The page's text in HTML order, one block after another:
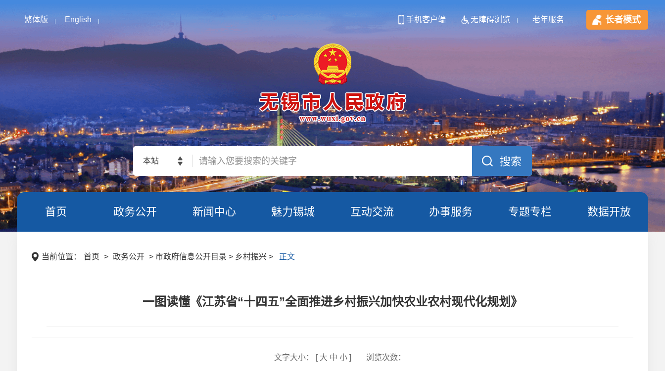
繁体版 English 手机客户端 无障碍浏览 老年服务 长者模式
本站
首页 政务公开 新闻中心 魅力锡城 互动交流 办事服务 专题专栏 数据开放
当前位置： 首页 > 政务公开 > 市政府信息公开目录 > 乡村振兴 > 正文
一图读懂《江苏省“十四五”全面推进乡村振兴加快农业农村现代化规划》
文字大小： [ 大 中 小] 浏览次数：